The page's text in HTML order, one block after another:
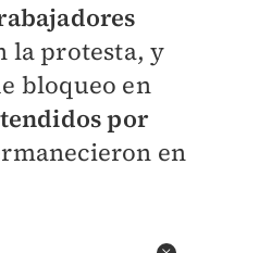
la protesta, y
bloqueo en
por
en